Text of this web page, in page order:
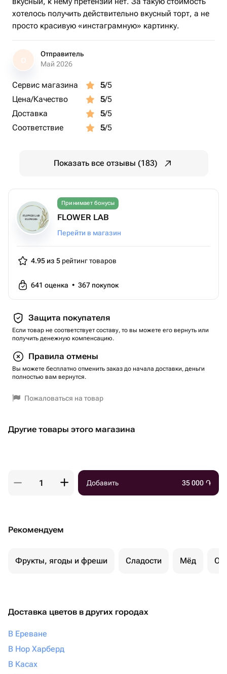
хотелось получить действительно вкусный торт, а не
просто красивую «инстаграмную» картинку.
О
Отправитель
Май 2026
Сервис магазина 5/5
Цена/Качество
5/5
Доставка
5/5
Соответствие
5/5
Показать все отзывы (183)
Принимает бонусы
FLOWER LAB
Перейти в магазин
4.95 из 5 рейтинг товаров
641 оценка • 367 покупок
Защита покупателя
Если товар не соответствует составу, то вы можете его вернуть или
получить денежную компенсацию.
Правила отмены
Вы можете бесплатно отменить заказ до начала доставки, деньги
полностью вам вернутся.
Пожаловаться на товар
Другие товары этого магазина
Добавить 35 000 ֏
Рекомендуем
Фрукты, ягоды и фреши Сладости Мёд
Доставка цветов в других городах
В Ереване
В Нор Харберд
В Касах